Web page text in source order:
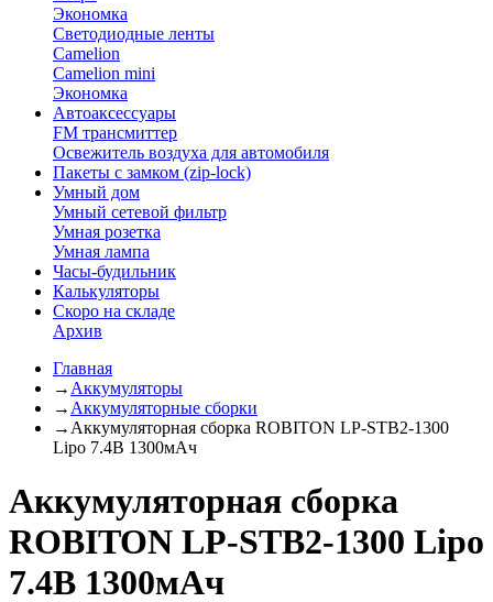
Экономка
Светодиодные ленты
Camelion
Camelion mini
Экономка
Автоаксессуары
FM трансмиттер
Освежитель воздуха для автомобиля
Пакеты с замком (zip-lock)
Умный дом
Умный сетевой фильтр
Умная розетка
Умная лампа
Часы-будильник
Калькуляторы
Скоро на складе
Архив
Главная
→ Аккумуляторы
→ Аккумуляторные сборки
→ Аккумуляторная сборка ROBITON LP-STB2-1300
Lipo 7.4В 1300мАч
Аккумуляторная сборка
ROBITON LP-STB2-1300 Lipo
7.4В 1300мАч